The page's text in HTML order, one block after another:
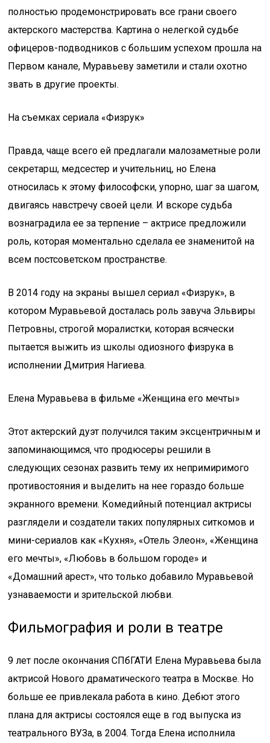
полностью продемонстрировать все грани своего
актерского мастерства. Картина о нелегкой судьбе
офицеров-подводников с большим успехом прошла на
Первом канале, Муравьеву заметили и стали охотно
звать в другие проекты.
На съемках сериала «Физрук»
Правда, чаще всего ей предлагали малозаметные роли
секретарш, медсестер и учительниц, но Елена
относилась к этому философски, упорно, шаг за шагом,
двигаясь навстречу своей цели. И вскоре судьба
вознаградила ее за терпение – актрисе предложили
роль, которая моментально сделала ее знаменитой на
всем постсоветском пространстве.
В 2014 году на экраны вышел сериал «Физрук», в
котором Муравьевой досталась роль завуча Эльвиры
Петровны, строгой моралистки, которая всячески
пытается выжить из школы одиозного физрука в
исполнении Дмитрия Нагиева.
Елена Муравьева в фильме «Женщина его мечты»
Этот актерский дуэт получился таким эксцентричным и
запоминающимся, что продюсеры решили в
следующих сезонах развить тему их непримиримого
противостояния и выделить на нее гораздо больше
экранного времени. Комедийный потенциал актрисы
разглядели и создатели таких популярных ситкомов и
мини-сериалов как «Кухня», «Отель Элеон», «Женщина
его мечты», «Любовь в большом городе» и
«Домашний арест», что только добавило Муравьевой
узнаваемости и зрительской любви.
Фильмография и роли в театре
9 лет после окончания СПбГАТИ Елена Муравьева была
актрисой Нового драматического театра в Москве. Но
больше ее привлекала работа в кино. Дебют этого
плана для актрисы состоялся еще в год выпуска из
театрального ВУЗа, в 2004. Тогда Елена исполнила